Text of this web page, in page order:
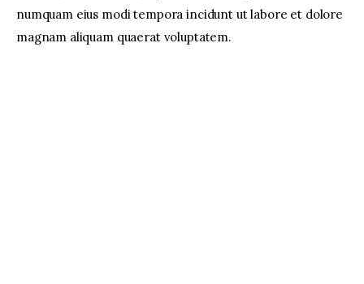
numquam eius modi tempora incidunt ut labore et dolore
magnam aliquam quaerat voluptatem.